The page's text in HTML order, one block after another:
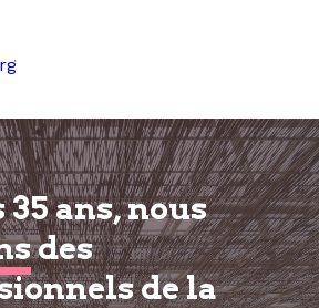
35 ans, nous
des
de la